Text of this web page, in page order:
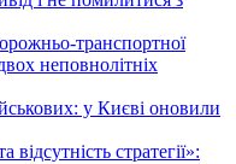
транспортної
неповнолітніх
у Києві оновили
стратегії»: